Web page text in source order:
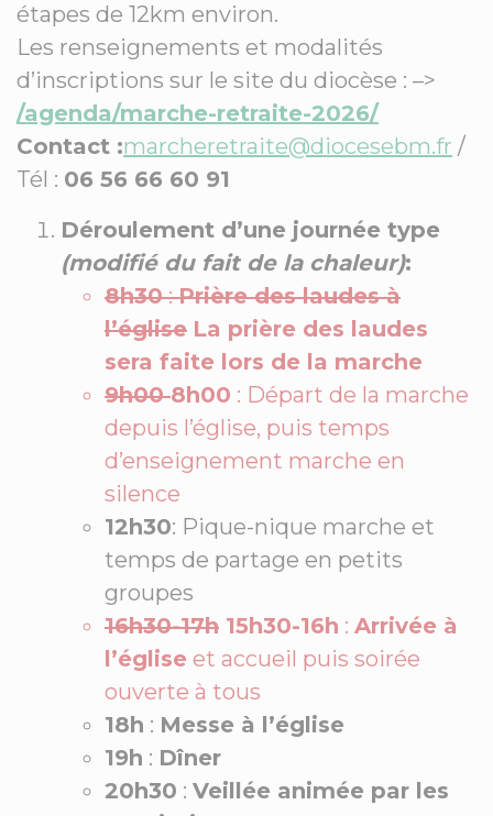
étapes de 12km environ.
Les renseignements et modalités
d’inscriptions sur le site du diocèse : –>
/agenda/marche-retraite-2026/
Contact :marcheretraite@diocesebm.fr /
Tél : 06 56 66 60 91
Déroulement d’une journée type
(modifié du fait de la chaleur):
8h30:Prière des laudes à
l’église La prière des laudes
sera faite lors de la marche
9h008h00 : Départ de la marche
depuis l’église, puis temps
d’enseignement marche en
silence
12h30: Pique-nique marche et
temps de partage en petits
groupes
16h30-17h 15h30-16h : Arrivée à
l’église et accueil puis soirée
ouverte à tous
18h : Messe à l’église
19h : Dîner
20h30 : Veillée animée par les